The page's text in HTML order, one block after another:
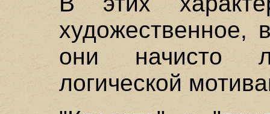
художественное,
они начисто
логической